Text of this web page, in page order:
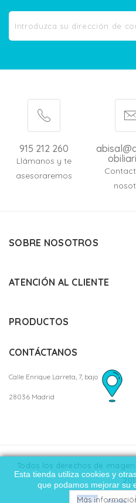
Esta tienda utiliza cookies y
que podamos mejorar su
Más
915 212 260
Llámanos y te
asesoraremos
SOBRE NOSOTROS
ATENCIÓN AL CLIENTE
PRODUCTOS
CONTÁCTANOS
Calle Enrique Larreta, 7, bajo
28036 Madrid
Todos los derechos de